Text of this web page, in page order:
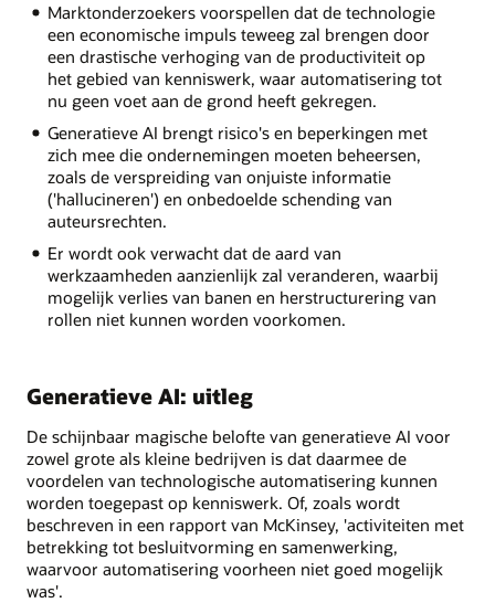
Marktonderzoekers voorspellen dat de technologie
een economische impuls teweeg zal brengen door
een drastische verhoging van de productiviteit op
het gebied van kenniswerk, waar automatisering tot
nu geen voet aan de grond heeft gekregen.
Generatieve AI brengt risico's en beperkingen met
zich mee die ondernemingen moeten beheersen,
zoals de verspreiding van onjuiste informatie
('hallucineren') en onbedoelde schending van
auteursrechten.
Er wordt ook verwacht dat de aard van
werkzaamheden aanzienlijk zal veranderen, waarbij
mogelijk verlies van banen en herstructurering van
rollen niet kunnen worden voorkomen.
Generatieve AI: uitleg
De schijnbaar magische belofte van generatieve AI voor
zowel grote als kleine bedrijven is dat daarmee de
voordelen van technologische automatisering kunnen
worden toegepast op kenniswerk. Of, zoals wordt
beschreven in een rapport van McKinsey, 'activiteiten met
betrekking tot besluitvorming en samenwerking,
waarvoor automatisering voorheen niet goed mogelijk
was'.